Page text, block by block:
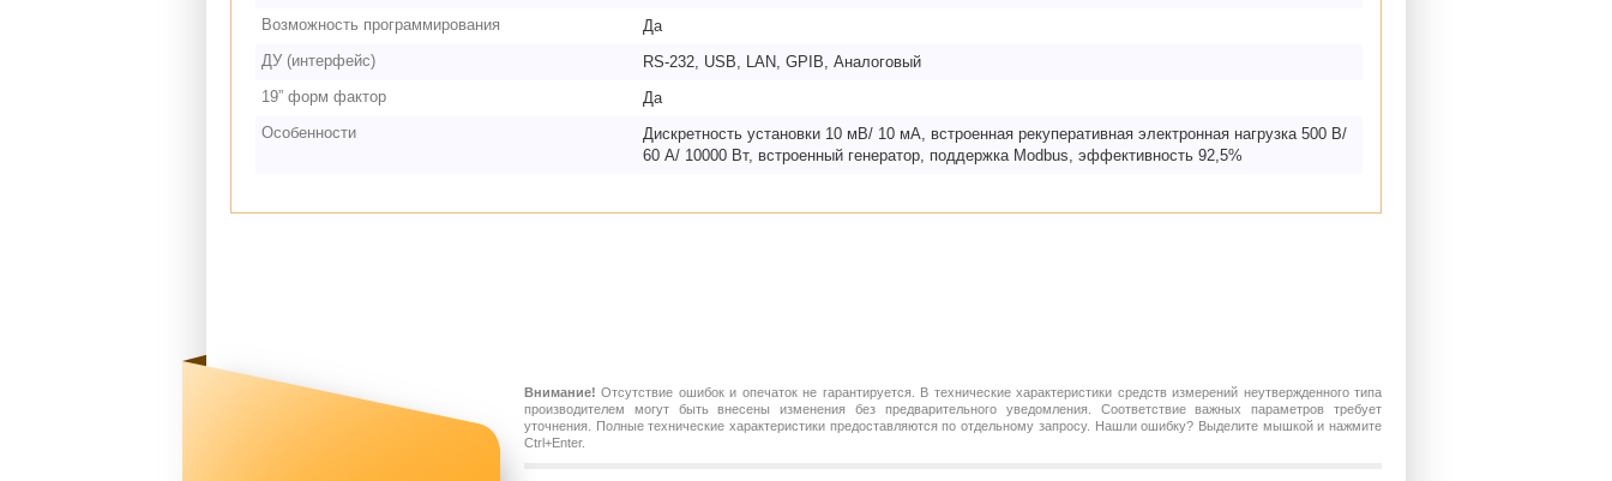
Возможность программирования
Да
ДУ (интерфейс)
RS-232, USB, LAN, GPIB, Аналоговый
19” форм фактор
Да
Особенности
Дискретность установки 10 мВ/ 10 мА, встроенная рекуперативная электронная нагрузка 500 В/
60 А/ 10000 Вт, встроенный генератор, поддержка Modbus, эффективность 92,5%
Внимание! Отсутствие ошибок и опечаток не гарантируется. В технические характеристики средств измерений неутвержденного типа
производителем могут быть внесены изменения без предварительного уведомления. Соответствие важных параметров требует
уточнения. Полные технические характеристики предоставляются по отдельному запросу. Нашли ошибку? Выделите мышкой и нажмите
Ctrl+Enter.